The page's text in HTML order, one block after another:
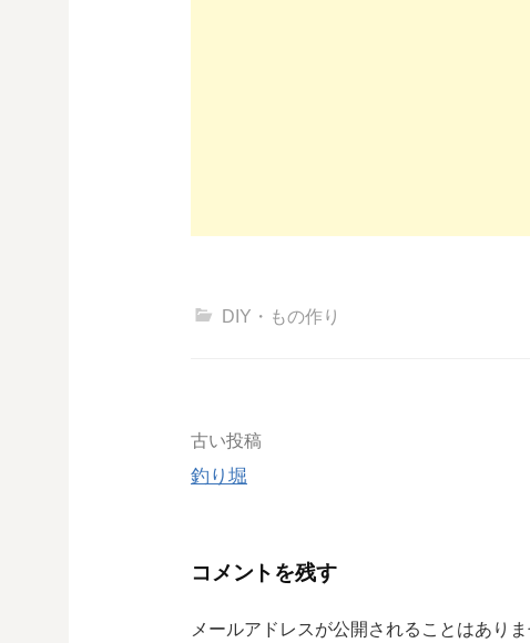
DIY・もの作り
投
ナ
古い投稿
釣り堀
コメントを残す
メールアドレスが公開されることはありま